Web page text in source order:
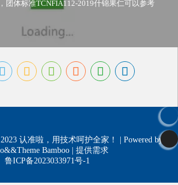
团体标准TCNFIA112-2019什锦果仁可以参考
认准啦，用技术呵护全家！
| Powered by
Bamboo | 提供需求
鲁ICP备2023033971号-1